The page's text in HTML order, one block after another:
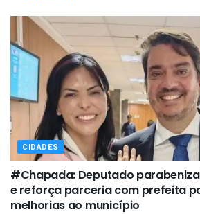
CIDADES
#Chapada: Deputado
e reforça parceria com prefeita
melhorias ao município